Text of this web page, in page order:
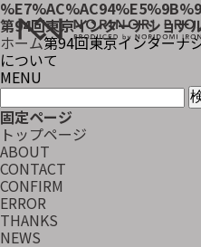
第94回東京インターナショ
ホーム第94回東京インター
について
MENU
検
索:
固定ページ
トップページ
ABOUT
CONTACT
CONFIRM
ERROR
THANKS
NEWS